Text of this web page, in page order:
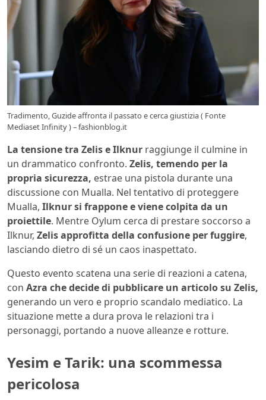
Tradimento, Guzide affronta il passato e cerca giustizia ( Fonte
Mediaset Infinity ) – fashionblog.it
La tensione tra Zelis e Ilknur raggiunge il culmine in
un drammatico confronto. Zelis, temendo per la
propria sicurezza, estrae una pistola durante una
discussione con Mualla. Nel tentativo di proteggere
Mualla, Ilknur si frappone e viene colpita da un
proiettile. Mentre Oylum cerca di prestare soccorso a
Ilknur, Zelis approfitta della confusione per fuggire,
lasciando dietro di sé un caos inaspettato.
Questo evento scatena una serie di reazioni a catena,
con Azra che decide di pubblicare un articolo su Zelis,
generando un vero e proprio scandalo mediatico. La
situazione mette a dura prova le relazioni tra i
personaggi, portando a nuove alleanze e rotture.
Yesim e Tarik: una scommessa
pericolosa